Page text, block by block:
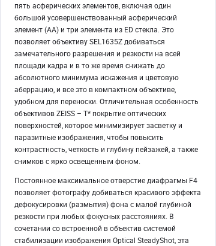
пять асферических элементов, включая один
большой усовершенствованный асферический
элемент (AA) и три элемента из ED стекла. Это
позволяет объективу SEL1635Z добиваться
замечательного разрешения и резкости на всей
площади кадра и в то же время снижать до
абсолютного минимума искажения и цветовую
аберрацию, и все это в компактном объективе,
удобном для переноски. Отличительная особенность
объективов ZEISS – T* покрытие оптических
поверхностей, которое минимизирует засветку и
паразитные изображения, чтобы повысить
контрастность, четкость и глубину пейзажей, а также
снимков с ярко освещенным фоном.
Постоянное максимальное отверстие диафрагмы F4
позволяет фотографу добиваться красивого эффекта
дефокусировки (размытия) фона с малой глубиной
резкости при любых фокусных расстояниях. В
сочетании со встроенной в объектив системой
стабилизации изображения Optical SteadyShot, эта